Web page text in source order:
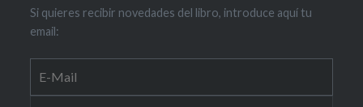
Si quieres recibir novedades del libro, introduce aquí tu
email: